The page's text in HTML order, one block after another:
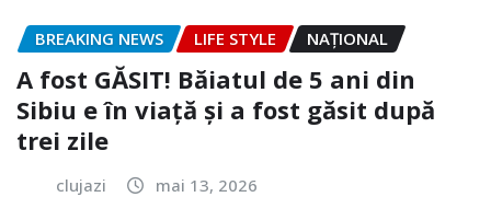
BREAKING NEWS LIFE STYLE NAŢIONAL
A fost GĂSIT! Băiatul de 5 ani din
Sibiu e în viață și a fost găsit după
trei zile
clujazi mai 13, 2026